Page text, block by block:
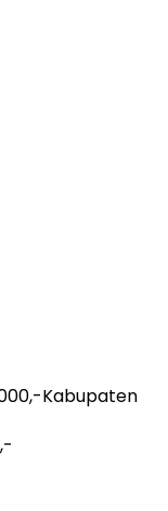
Kabupaten